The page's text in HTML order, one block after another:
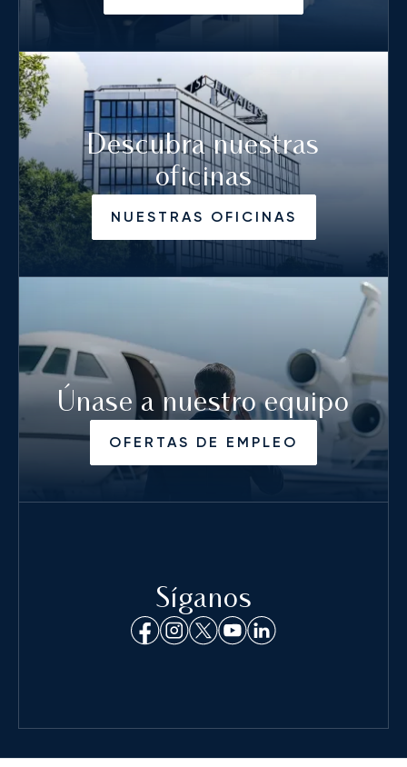
Descubra nuestras
oficinas
NUESTRAS OFICINAS
Únase a nuestro equipo
OFERTAS DE EMPLEO
Síganos